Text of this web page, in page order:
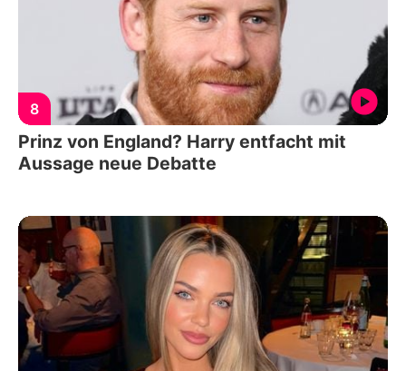
8
Prinz von England? Harry entfacht mit
Aussage neue Debatte